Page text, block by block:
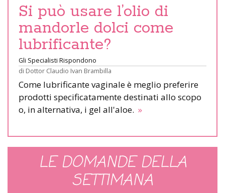
Si può usare l’olio di
mandorle dolci come
lubrificante?
Gli Specialisti Rispondono
di Dottor Claudio Ivan Brambilla
Come lubrificante vaginale è meglio preferire
prodotti specificatamente destinati allo scopo
o, in alternativa, i gel all'aloe. »
LE DOMANDE DELLA
SETTIMANA